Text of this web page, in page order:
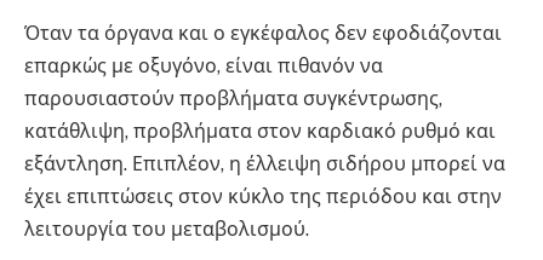
Όταν τα όργανα και ο εγκέφαλος δεν εφοδιάζονται
επαρκώς με οξυγόνο, είναι πιθανόν να
παρουσιαστούν προβλήματα συγκέντρωσης,
κατάθλιψη, προβλήματα στον καρδιακό ρυθμό και
εξάντληση. Επιπλέον, η έλλειψη σιδήρου μπορεί να
έχει επιπτώσεις στον κύκλο της περιόδου και στην
λειτουργία του μεταβολισμού.